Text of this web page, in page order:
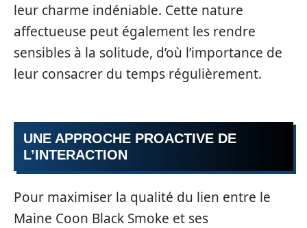
leur charme indéniable. Cette nature
affectueuse peut également les rendre
sensibles à la solitude, d’où l’importance de
leur consacrer du temps régulièrement.
UNE APPROCHE PROACTIVE DE
L’INTERACTION
Pour maximiser la qualité du lien entre le
Maine Coon Black Smoke et ses